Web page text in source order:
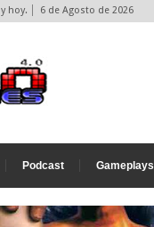
hoy. 6 de Agosto de 2026
Podcast Gameplays